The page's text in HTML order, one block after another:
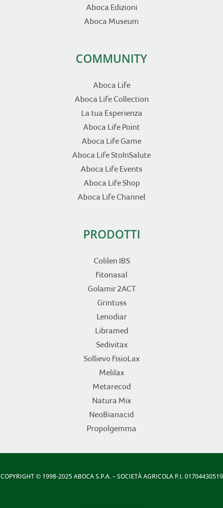
Aboca Edizioni
Aboca Museum
COMMUNITY
Aboca Life
Aboca Life Collection
La tua Esperienza
Aboca Life Point
Aboca Life Game
Aboca Life StoInSalute
Aboca Life Events
Aboca Life Shop
Aboca Life Channel
PRODOTTI
Colilen IBS
Fitonasal
Golamir 2ACT
Grintuss
Lenodiar
Libramed
Sedivitax
Sollievo FisioLax
Melilax
Metarecod
Natura Mix
NeoBianacid
Propolgemma
COPYRIGHT© 1998-2025 ABOCA S.P.A. – SOCIETÀ AGRICOLA P.I. 01704430519